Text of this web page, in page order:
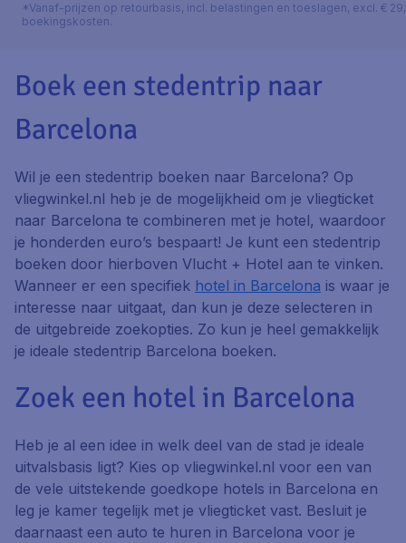
*Vanaf-prijzen op retourbasis, incl. belastingen en toeslagen, excl. €
boekingskosten.
Boek een stedentrip naar
Barcelona
Wil je een stedentrip boeken naar Barcelona? Op
vliegwinkel.nl heb je de mogelijkheid om je vliegticket
naar Barcelona te combineren met je hotel, waardoor
je honderden euro’s bespaart! Je kunt een stedentrip
boeken door hierboven Vlucht + Hotel aan te vinken.
Wanneer er een specifiek hotel in Barcelona is waar je
interesse naar uitgaat, dan kun je deze selecteren in
de uitgebreide zoekopties. Zo kun je heel gemakkelijk
je ideale stedentrip Barcelona boeken.
Zoek een hotel in Barcelona
Heb je al een idee in welk deel van de stad je ideale
uitvalsbasis ligt? Kies op vliegwinkel.nl voor een van
de vele uitstekende goedkope hotels in Barcelona en
leg je kamer tegelijk met je vliegticket vast. Besluit je
daarnaast een auto te huren in Barcelona voor je